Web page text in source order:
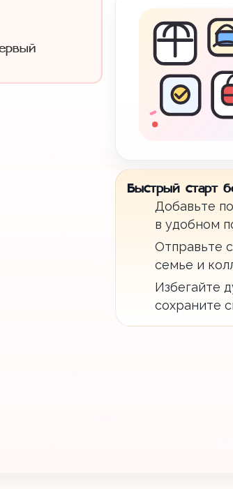
Быстрый старт
Добавьте
в удобном
Отправьте
семье и
Избегайте
сохраните